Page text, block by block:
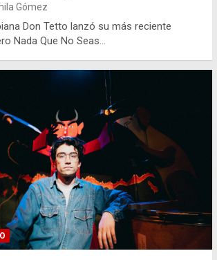
Gómez
Don Tetto lanzó su más reciente
Nada Que No Seas…